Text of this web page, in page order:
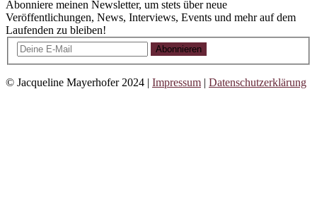
Abonniere meinen Newsletter, um stets über neue
Veröffentlichungen, News, Interviews, Events und mehr auf dem
Laufenden zu bleiben!
Abonnieren
© Jacqueline Mayerhofer 2024 | Impressum | Datenschutzerklärung